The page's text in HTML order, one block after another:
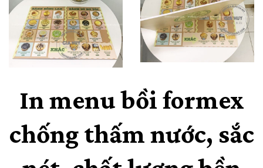
In menu bồi formex
chống thấm nước, sắc